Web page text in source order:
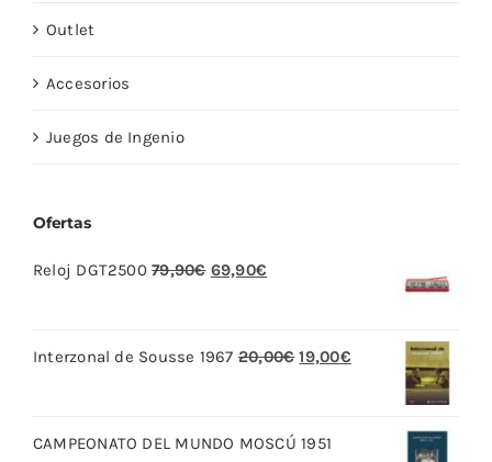
Outlet
Accesorios
Juegos de Ingenio
Ofertas
Reloj DGT2500 79,90€ El
era:
69,90€
es:
Interzonal de Sousse 1967 20,00€ El
era:
19,00€El
CAMPEONATO DEL MUNDO MOSCÚ 1951